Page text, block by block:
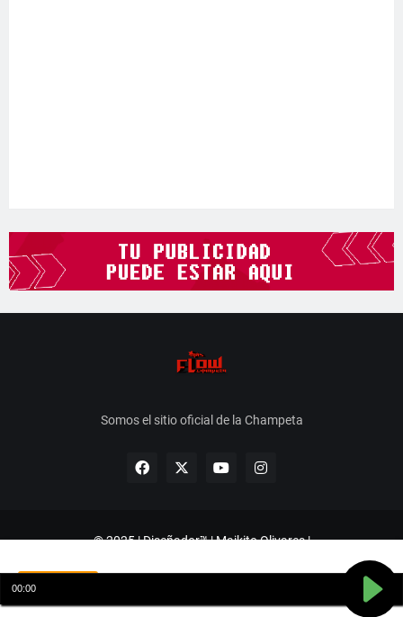
Somos el sitio oficial de la Champeta
© 2025 | Diseñador™ | Maikito Olivares |